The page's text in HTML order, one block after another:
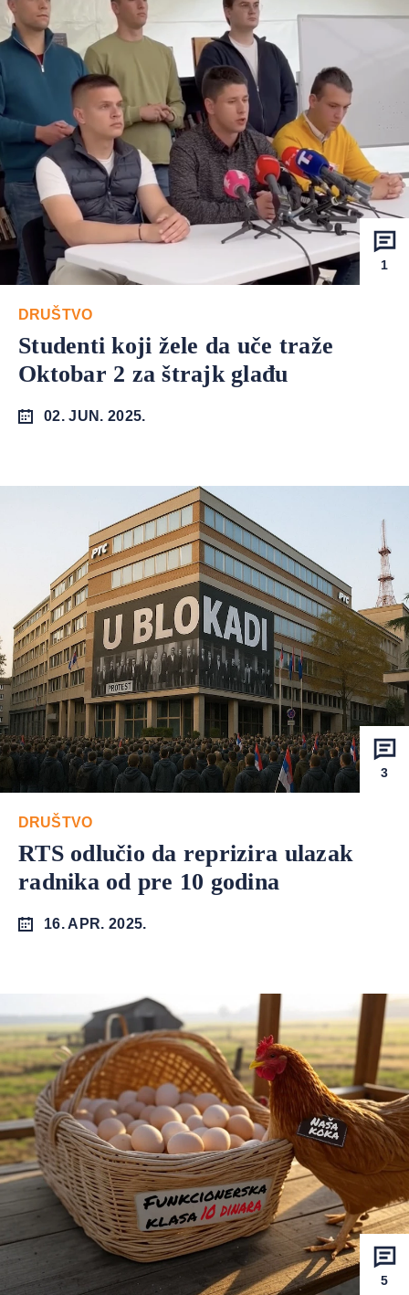
1
DRUŠTVO
Studenti koji žele da uče traže
Oktobar 2 za štrajk glađu
02. JUN. 2025.
3
DRUŠTVO
RTS odlučio da reprizira ulazak
radnika od pre 10 godina
16. APR. 2025.
5